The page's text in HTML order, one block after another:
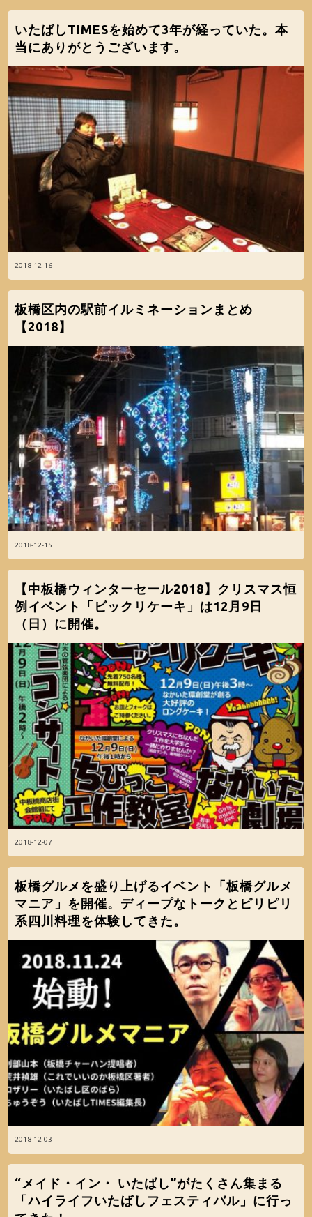
2018-12-16
いたばしTIMESを始めて3年が経っていた。本
当にありがとうございます。
2018-12-15
板橋区内の駅前イルミネーションまとめ
【2018】
2018-12-07
【中板橋ウィンターセール2018】クリスマス恒
例イベント「ビックリケーキ」は12月9日
（日）に開催。
2018-12-03
板橋グルメを盛り上げるイベント「板橋グルメ
マニア」を開催。ディープなトークとピリピリ
系四川料理を体験してきた。
“メイド・イン・ いたばし”がたくさん集まる
「ハイライフいたばしフェスティバル」に行っ